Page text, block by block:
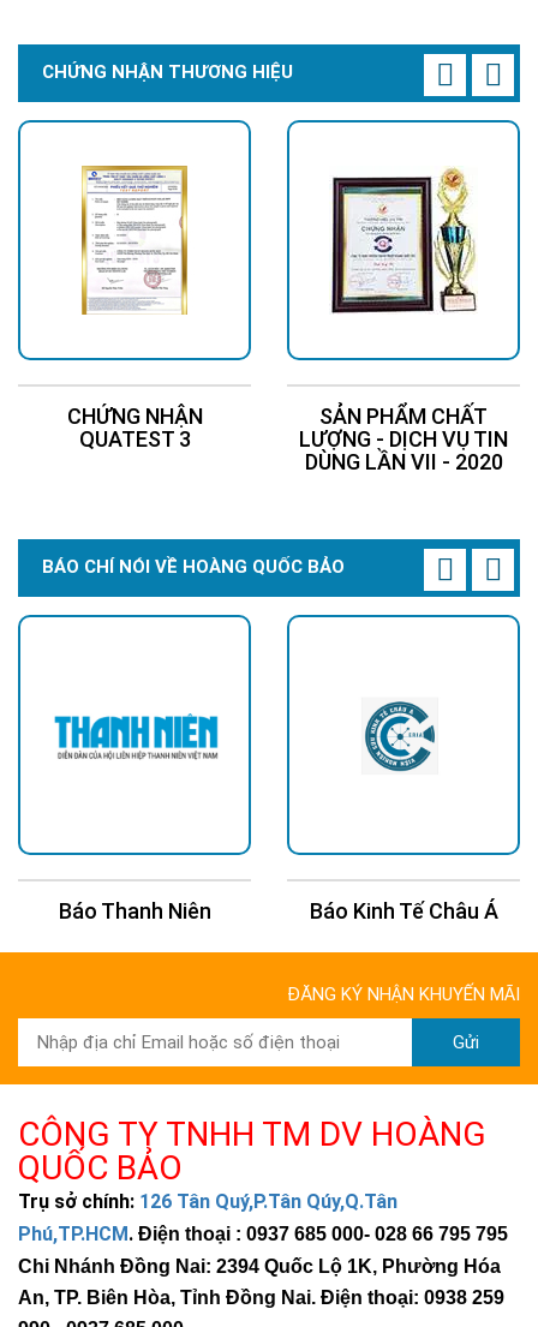
đường.
ỨNG DỤNG
Thông số kỹ thuật
Đèn led: 80W, 200 chip led độ sáng cao, hiệu suất phát sáng
210LM/W, CT 7000-8000K, CRI>70
Pin lithium: Pin lithium 640WH, LiFePO4, tuổi thọ hơn 6000 chu
CHỨNG NHẬN THƯƠNG HIỆU
CHỨNG NHẬN
QUATEST 3
SẢN PHẨM CHẤT
LƯỢNG - DỊCH VỤ TIN
DÙNG LẦN VII - 2020
BÁO CHÍ NÓI VỀ HOÀNG QUỐC BẢO
Báo Thanh Niên Báo Kinh Tế Châu Á
ĐĂNG KÝ NHẬN KHUYẾN MÃI
Gửi
CÔNG TY TNHH TM DV HOÀNG
QUỐC BẢO
Trụ sở chính: 126 Tân Quý,P.Tân Qúy,Q.Tân
Phú,TP.HCM . Điện thoại : 0937 685 000- 028 66 795 795
Chi Nhánh Đồng Nai: 2394 Quốc Lộ 1K, Phường Hóa
An, TP. Biên Hòa, Tỉnh Đồng Nai. Điện thoại: 0938 259